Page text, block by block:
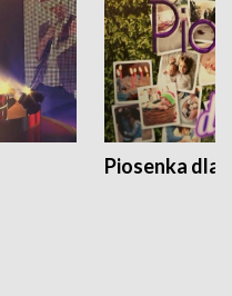
Piosenka dla